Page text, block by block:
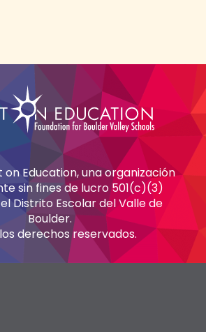
Education, una organización
sin fines de lucro 501(c)(3)
Distrito Escolar del Valle de
Boulder.
derechos reservados.